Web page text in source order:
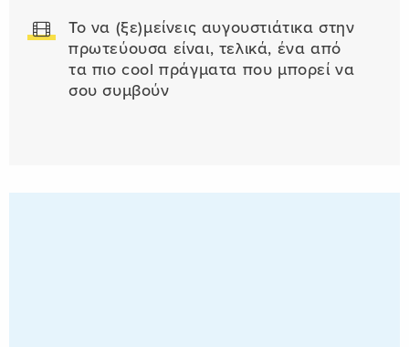
Το να (ξε)μείνεις αυγουστιάτικα στην
πρωτεύουσα είναι, τελικά, ένα από
τα πιο cool πράγματα που μπορεί να
σου συμβούν